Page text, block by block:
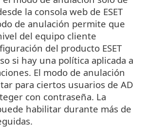
la consola web de ESET
de anulación permite que
del equipo cliente
del producto ESET
si hay una política aplicada a
El modo de anulación
para ciertos usuarios de AD
con contraseña. La
habilitar durante más de